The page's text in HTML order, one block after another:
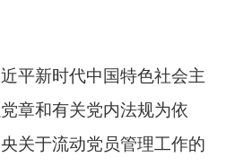
新时代中国特色社会主
章和有关党内法规为依
关于流动党员管理工作的